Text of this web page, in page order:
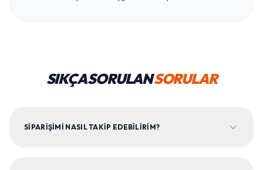
SIKÇA SORULANSORULAR
SIPARIŞIMI NASIL TAKIP EDEBILIRIM?